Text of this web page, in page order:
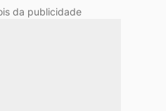
da publicidade